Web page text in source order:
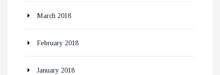
March 2018
February 2018
January 2018